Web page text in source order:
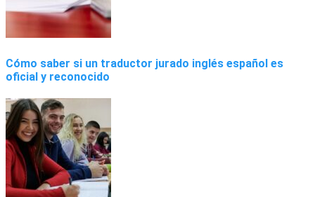
Cómo saber si un traductor jurado inglés español es
oficial y reconocido